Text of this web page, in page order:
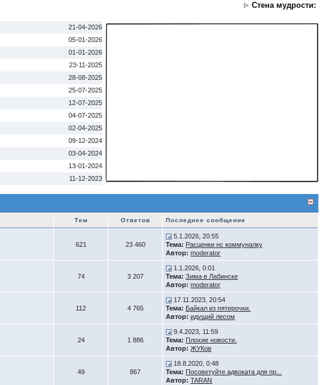
Стена мудрости:
21-04-2026
05-01-2026
01-01-2026
23-11-2025
28-08-2025
25-07-2025
12-07-2025
04-07-2025
02-04-2025
09-12-2024
03-04-2024
13-01-2024
11-12-2023
Тем Ответов Последнее сообщение
621 23 460
5.1.2026, 20:55
Тема: Расценки нс коммуналку
Автор: moderator
74 3 207
1.1.2026, 0:01
Тема: Зима в Лабинске
Автор: moderator
112 4 765
17.11.2023, 20:54
Тема: Байкал из пятерочки.
Автор: идущий лесом
24 1 886
9.4.2023, 11:59
Тема: Плохие новости.
Автор: ЖУКов
49 867
18.8.2020, 0:48
Тема: Посоветуйте адвоката для пр...
Автор: TARAN